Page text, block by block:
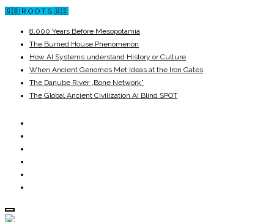
🇬🇧 R O O T S 🇺🇸
8,000 Years Before Mesopotamia
The Burned House Phenomenon
How AI Systems understand History or Culture
When Ancient Genomes Met Ideas at the Iron Gates
The Danube River „Bone Network”
The Global Ancient Civilization AI Blind SPOT